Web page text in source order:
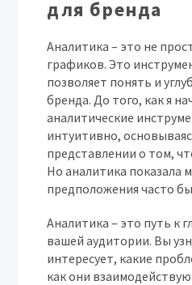
для бренда
Аналитика – это не
графиков. Это
позволяет понять и
бренда. До того, как я
аналитические
интуитивно,
представлении о том,
Но аналитика показала
предположения часто
Аналитика – это путь к
вашей аудитории. Вы
интересует, какие
как они